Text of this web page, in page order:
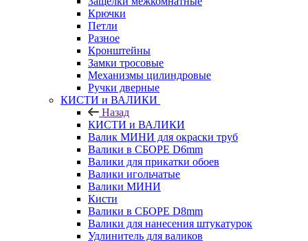
Крючки
Петли
Разное
Кронштейны
Замки тросовые
Механизмы цилиндровые
Ручки дверные
КИСТИ и ВАЛИКИ
Назад
КИСТИ и ВАЛИКИ
Валик МИНИ для окраски труб
Валики в СБОРЕ D6mm
Валики для прикатки обоев
Валики игольчатые
Валики МИНИ
Кисти
Валики в СБОРЕ D8mm
Валики для нанесения штукатурок
Удлинитель для валиков